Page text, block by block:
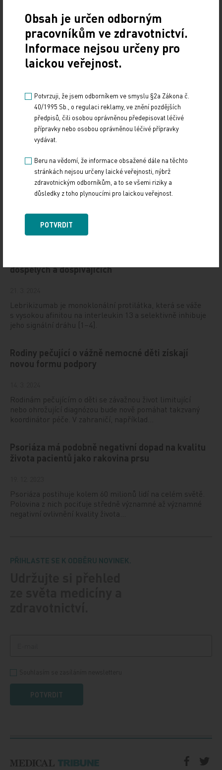
TISKOVÉ ZPRÁVY
Sdílejte článek
Doporučené
Informační dopis pro zdravotnické pracovníky
25. 3. 2024
Paxlovid (nirmatrelvir; ritonavir): připomenutí život
ohrožujících až fatálních lékových interakcí s některými
imunosupresivy, včetně takrolimu
Evropská komise pro léčivé přípravky (EMA)
schválila k použití léčivý přípravek společnosti
dospělých a dospívajících
Lebrikizumab je monoklonální protilátka, která se váže
s vysokou afinitou na interleukin 13 a selektivně inhibuje
jeho signální dráhu [1–4].
Rodiny pečující o vážně nemocné děti získají
novou formu podpory
Rodinám pečujícím o děti se závažnou život limitující
nebo ohrožující diagnózou bude nově pomáhat takzvaný
koordinátor péče. V zahraničí, například…
Psoriáza má podobně negativní dopad na kvalitu
života pacientů jako rakovina prsu
Psoriáza postihuje kolem 60 milionů lidí na celém světě.
Polovina z nich pociťuje středně významné až významné
negativní ovlivnění kvality života…
PŘIHLASTE SE K ODBĚRU NOVINEK.
POTVRDIT
Obsah je určen odborným
pracovníkům ve zdravotnictví.
Informace nejsou určeny pro
laickou veřejnost.
Potvrzuji, že jsem odborníkem ve smyslu §2a Zákona č.
40/1995 Sb., o regulaci reklamy, ve znění pozdějších
předpisů, čili osobou oprávněnou předepisovat léčivé
přípravky nebo osobou oprávněnou léčivé přípravky
vydávat.
Beru na vědomí, že informace obsažené dále na těchto
stránkách nejsou určeny laické veřejnosti, nýbrž
zdravotnickým odborníkům, a to se všemi riziky a
důsledky z toho plynoucími pro laickou veřejnost.
POTVRDIT